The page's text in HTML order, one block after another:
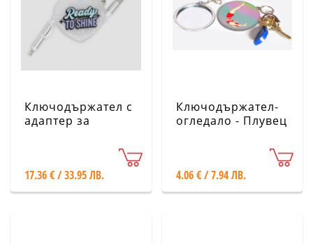
Ключодържател с
адаптер за
мобилен телефон
17.36 € / 33.95 ЛВ.
Ключодържател-
огледало - Плувец
4.06 € / 7.94 ЛВ.